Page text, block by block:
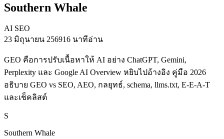
Southern Whale
AI SEO
23 มิถุนายน 256916 นาทีอ่าน
GEO คือการปรับเนื้อหาให้ AI อย่าง ChatGPT, Gemini,
Perplexity และ Google AI Overview หยิบไปอ้างอิง คู่มือ 2026
อธิบาย GEO vs SEO, AEO, กลยุทธ์, schema, llms.txt, E-E-A-T
และเช็คลิสต์
S
Southern Whale